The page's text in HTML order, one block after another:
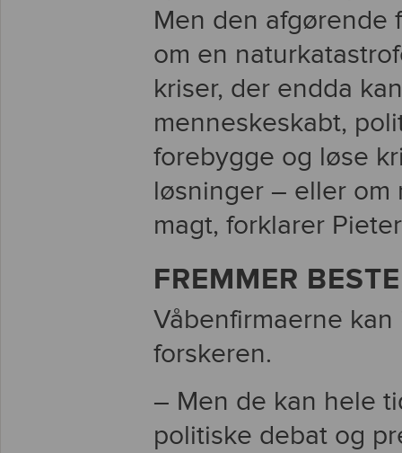
Men den afgørende
om en
kriser, der endda
menneskeskabt,
forebygge og løse
løsninger – eller
magt, forklarer
FREMMER
Våbenfirmaerne
forskeren.
– Men de kan hele
politiske debat og